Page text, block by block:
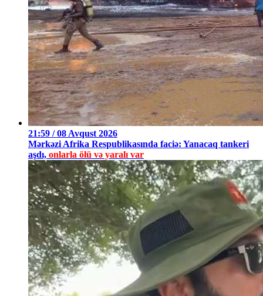
21:59 / 08 Avqust 2026
Mərkəzi Afrika Respublikasında faciə: Yanacaq tankeri
aşdı, onlarla ölü və yaralı var